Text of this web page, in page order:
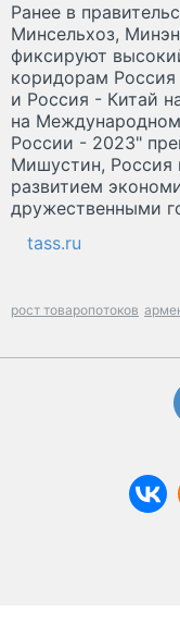
Ранее в
Минсельхоз,
фиксируют
коридорам
и Россия - Китай
на
России - 2023"
Мишустин, Россия
развитием
дружественными
tass.ru
рост товаропотоков